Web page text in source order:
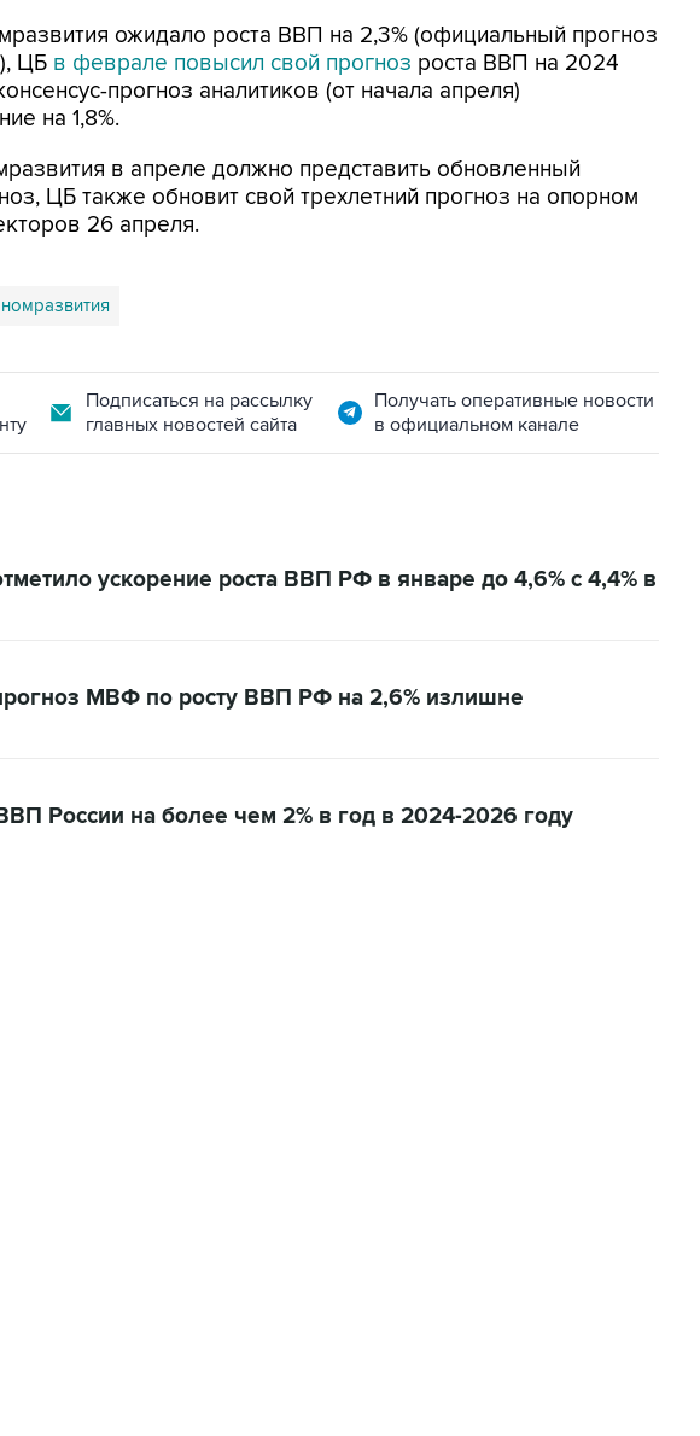
ожидало роста ВВП на 2,3% (официальный прогноз
ЦБ в феврале повысил свой прогноз роста ВВП на 2024
прогноз аналитиков (от начала апреля)
на 1,8%.
в апреле должно представить обновленный
ЦБ также обновит свой трехлетний прогноз на опорном
26 апреля.
Подписаться на рассылку
главных новостей сайта
Получать оперативные новости
в официальном канале
ускорение роста ВВП РФ в январе до 4,6% с 4,4% в
МВФ по росту ВВП РФ на 2,6% излишне
России на более чем 2% в год в 2024-2026 году